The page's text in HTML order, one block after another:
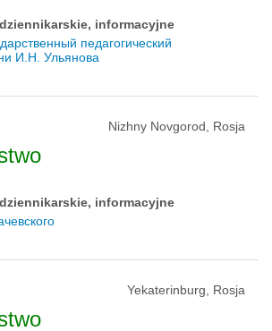
dziennikarskie, informacyjne
педагогический
И.Н. Ульянова
Nizhny Novgorod, Rosja
dziennikarskie, informacyjne
Yekaterinburg, Rosja